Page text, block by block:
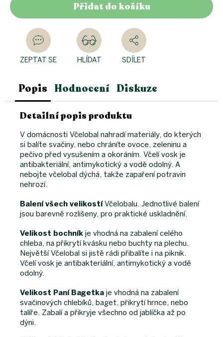
Přidat do košíku
ZEPTAT SE HLÍDAT SDÍLET
Popis Hodnocení Diskuze
Detailní popis produktu
V domácnosti Včelobal nahradí materiály, do kterých
si balíte svačiny, nebo chráníte ovoce, zeleninu a
pečivo před vysušením a okoráním. Včelí vosk je
antibakteriální, antimykotický a vodě odolný. A
nebojte včelobal dýchá, takže zapaření potravin
nehrozí.
Balení všech velikostíVčelobalu. Jednotlivé balení
jsou barevně rozlišeny, pro praktické uskladnění.
Velikost bochník je vhodná na zabalení celého
chleba, na přikrytí kvásku nebo buchty na plechu.
Největší Včelobal si jistě rádi přibalíte i na piknik.
Včelí vosk je antibakteriální, antimykotický a vodě
odolný.
Velikost Paní Bagetka je vhodná na zabalení
svačinových chlebíků, baget, přikrytí hrnce, nebo
talíře. Zabalí a přikryje všechno od jablíčka až po
dýni.